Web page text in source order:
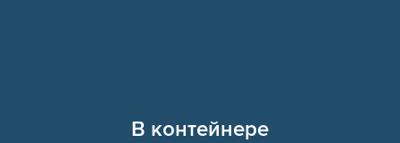
В контейнере